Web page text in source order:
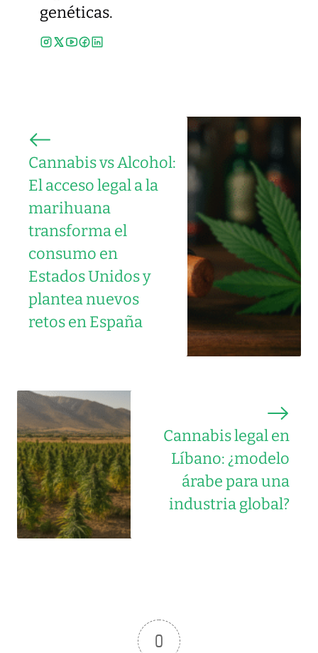
genéticas.
Cannabis vs Alcohol:
El acceso legal a la
marihuana
transforma el
consumo en
Estados Unidos y
plantea nuevos
retos en España
Cannabis legal en
Líbano: ¿modelo
árabe para una
industria global?
0